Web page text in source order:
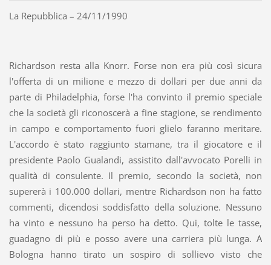
La Repubblica – 24/11/1990
Richardson resta alla Knorr. Forse non era più così sicura
l'offerta di un milione e mezzo di dollari per due anni da
parte di Philadelphia, forse l'ha convinto il premio speciale
che la società gli riconoscerà a fine stagione, se rendimento
in campo e comportamento fuori glielo faranno meritare.
L'accordo è stato raggiunto stamane, tra il giocatore e il
presidente Paolo Gualandi, assistito dall'avvocato Porelli in
qualità di consulente. Il premio, secondo la società, non
supererà i 100.000 dollari, mentre Richardson non ha fatto
commenti, dicendosi soddisfatto della soluzione. Nessuno
ha vinto e nessuno ha perso ha detto. Qui, tolte le tasse,
guadagno di più e posso avere una carriera più lunga. A
Bologna hanno tirato un sospiro di sollievo visto che